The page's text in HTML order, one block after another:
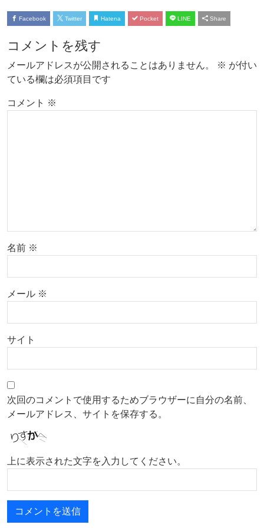
Facebook Twitter Hatena Pocket LINE Share
コメントを残す
メールアドレスが公開されることはありません。 ※ が付い
ている欄は必須項目です
コメント ※
名前 ※
メール ※
サイト
次回のコメントで使用するためブラウザーに自分の名前、
メールアドレス、サイトを保存する。
上に表示された文字を入力してください。